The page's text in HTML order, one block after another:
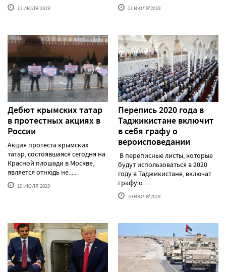
11 ИЮЛЯ'2019 11 ИЮЛЯ'2019
Дебют крымских татар
в протестных акциях в
России
Акция протеста крымских
татар, состоявшаяся сегодня на
Красной плошади в Москве,
является отнюдь не......
10 ИЮЛЯ'2019
Перепись 2020 года в
Таджикистане включит
в себя графу о
вероисповедании
В переписные листы, которые
будут использоваться в 2020
году в Таджикистане, включат
графу о ......
10 ИЮЛЯ'2019